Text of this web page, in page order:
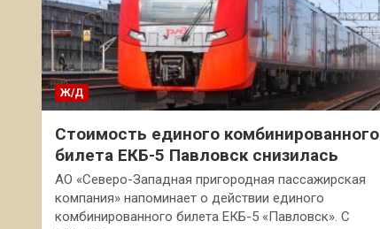
Ж/Д
Стоимость единого комбинированного
билета ЕКБ-5 Павловск снизилась
АО «Северо-Западная пригородная пассажирская
компания» напоминает о действии единого
комбинированного билета ЕКБ-5 «Павловск». С